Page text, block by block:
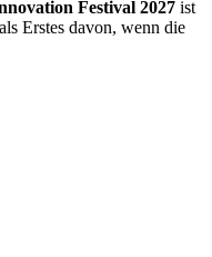
Festival 2027 ist
Erstes davon, wenn die